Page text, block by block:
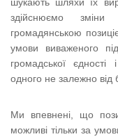
здійснюємо
громадянською
умови виваженого
громадської
одного не залежно від
Ми впевнені, що
можливі тільки за